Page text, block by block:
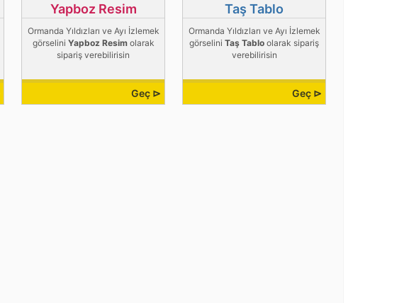
Yapboz Resim
Ormanda Yıldızları ve Ayı İzlemek
görselini Yapboz Resimolarak
sipariş verebilirisin
Geç ⊳
Taş Tablo
Ormanda Yıldızları ve Ayı İzlemek
görseliniTaş Tablo olarak sipariş
verebilirisin
Geç ⊳